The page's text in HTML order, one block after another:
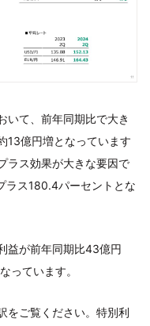
いて、前年同期比で大き
13億円増となっています
ラス効果が大きな要因で
ラス180.4パーセントとな
益が前年同期比43億円
っています。
をご覧ください。特別利